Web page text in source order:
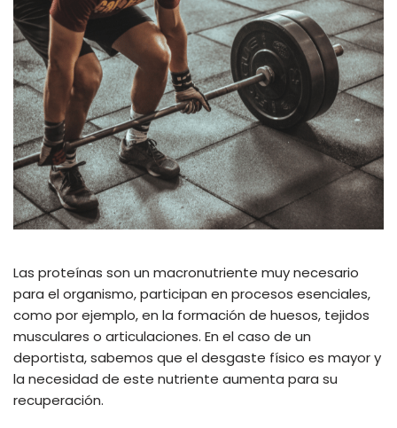
Las proteínas son un macronutriente muy necesario
para el organismo, participan en procesos esenciales,
como por ejemplo, en la formación de huesos, tejidos
musculares o articulaciones. En el caso de un
deportista, sabemos que el desgaste físico es mayor y
la necesidad de este nutriente aumenta para su
recuperación.